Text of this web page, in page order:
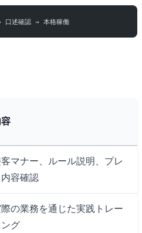
口述確認 → 本格稼働
マナー、ルール説明、プレ
内容確認
の業務を通じた実践トレー
グ